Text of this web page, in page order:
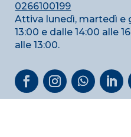
0266100199
Attiva lunedì, martedì e
13:00 e dalle 14:00 alle
alle 13:00.